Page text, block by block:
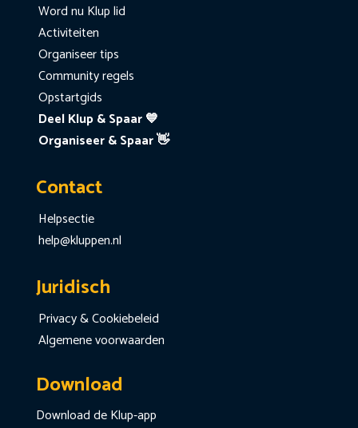
Word nu Klup lid
Activiteiten
Organiseer tips
Community regels
Opstartgids
Deel Klup & Spaar 💙
Organiseer & Spaar 👋
Contact
Helpsectie
help@kluppen.nl
Juridisch
Privacy & Cookiebeleid
Algemene voorwaarden
Download
Download de Klup-app